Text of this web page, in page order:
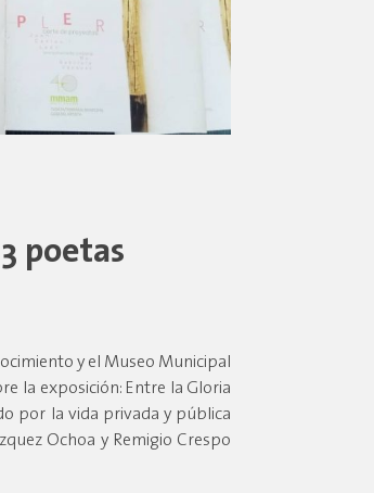
poetas
y el Museo Municipal
la exposición: Entre la Gloria
por la vida privada y pública
Ochoa y Remigio Crespo